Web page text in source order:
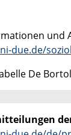
und
due.de/
De